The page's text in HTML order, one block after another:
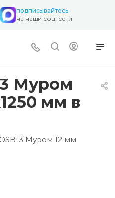
подписывайтесь
на наши соц. сети
Муром
мм в
3 Муром 12 мм